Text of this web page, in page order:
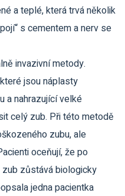
a teplé, která trvá několik
s cementem a nerv se
invazivní metody.
jsounáplasty
a nahrazující velké
celý zub. Při této metodě
zubu, ale
oceňují, že po
zůstává biologicky
jedna pacientka